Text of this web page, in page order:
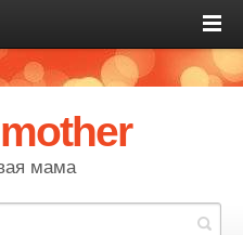
мама